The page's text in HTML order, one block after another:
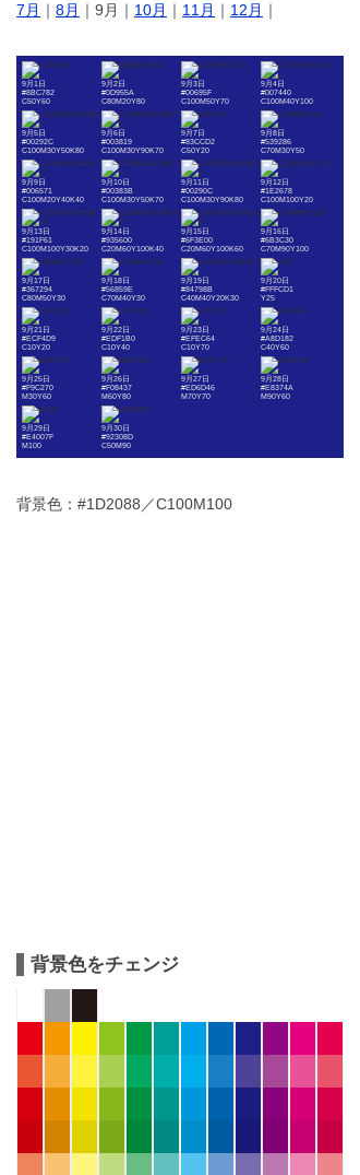
7月 ｜ 8月 ｜9月｜ 10月 ｜ 11月 ｜ 12月 ｜
9月1日
#8BC782
C50Y60
9月2日
#0D955A
C80M20Y80
9月3日
#00695F
C100M50Y70
9月4日
#007440
C100M40Y100
9月5日
#00292C
C100M30Y50K80
9月6日
#003819
C100M30Y90K70
9月7日
#83CCD2
C50Y20
9月8日
#539286
C70M30Y50
9月9日
#006571
C100M20Y40K40
9月10日
#00383B
C100M30Y50K70
9月11日
#00290C
C100M30Y90K80
9月12日
#1E2678
C100M100Y20
9月13日
#191F61
C100M100Y30K20
9月14日
#935600
C20M60Y100K40
9月15日
#6F3E00
C20M60Y100K60
9月16日
#6B3C30
C70M90Y100
9月17日
#367294
C80M50Y30
9月18日
#56859E
C70M40Y30
9月19日
#84798B
C40M40Y20K30
9月20日
#FFFCD1
Y25
9月21日
#ECF4D9
C10Y20
9月22日
#EDF1B0
C10Y40
9月23日
#EFEC64
C10Y70
9月24日
#A8D182
C40Y60
9月25日
#F9C270
M30Y60
9月26日
#F08437
M60Y80
9月27日
#ED6D46
M70Y70
9月28日
#E8374A
M90Y60
9月29日
#E4007F
M100
9月30日
#92308D
C50M90
背景色：#1D2088／C100M100
背景色をチェンジ